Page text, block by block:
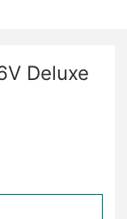
Deluxe